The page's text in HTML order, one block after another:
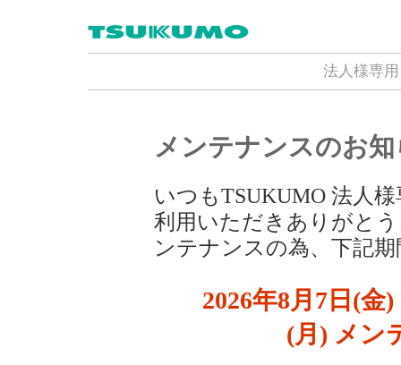
法人様専
メンテナンスのお
いつもTSUKUMO 法人
利用いただきありがと
ンテナンスの為、下記
2026年8月7日(金
(月) メン